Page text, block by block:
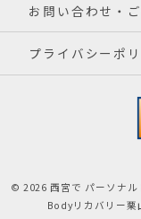
お問い合わせ・
プライバシーポ
© 2026 西宮で パーソナル
Bodyリカバリー栗